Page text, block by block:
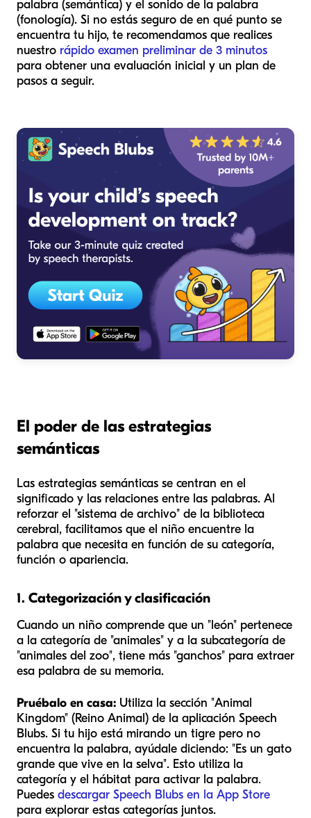
palabra (semántica) y el sonido de la palabra
(fonología). Si no estás seguro de en qué punto se
encuentra tu hijo, te recomendamos que realices
nuestro rápido examen preliminar de 3 minutos
para obtener una evaluación inicial y un plan de
pasos a seguir.
El poder de las estrategias
semánticas
Las estrategias semánticas se centran en el
significado y las relaciones entre las palabras. Al
reforzar el "sistema de archivo" de la biblioteca
cerebral, facilitamos que el niño encuentre la
palabra que necesita en función de su categoría,
función o apariencia.
1. Categorización y clasificación
Cuando un niño comprende que un "león" pertenece
a la categoría de "animales" y a la subcategoría de
"animales del zoo", tiene más "ganchos" para extraer
esa palabra de su memoria.
Pruébalo en casa: Utiliza la sección "Animal
Kingdom" (Reino Animal) de la aplicación Speech
Blubs. Si tu hijo está mirando un tigre pero no
encuentra la palabra, ayúdale diciendo: "Es un gato
grande que vive en la selva". Esto utiliza la
categoría y el hábitat para activar la palabra.
Puedes descargar Speech Blubs en la App Store
para explorar estas categorías juntos.